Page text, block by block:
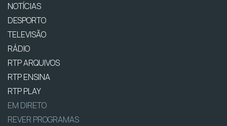
NOTÍCIAS
DESPORTO
TELEVISÃO
RÁDIO
RTP ARQUIVOS
RTP ENSINA
RTP PLAY
EM DIRETO
REVER PROGRAMAS